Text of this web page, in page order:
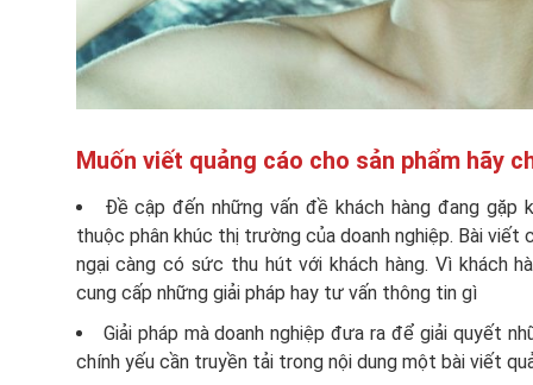
Muốn viết quảng cáo cho sản phẩm hãy
Đề cập đến những vấn đề khách hàng đang gặp
thuộc phân khúc thị trường của doanh nghiệp. Bài viết
ngại càng có sức thu hút với khách hàng. Vì khách
cung cấp những giải pháp hay tư vấn thông tin gì
Giải pháp mà doanh nghiệp đưa ra để giải quyết
chính yếu cần truyền tải trong nội dung một bài viết